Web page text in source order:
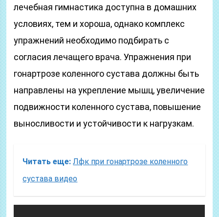
лечебная гимнастика доступна в домашних
условиях, тем и хороша, однако комплекс
упражнений необходимо подбирать с
согласия лечащего врача. Упражнения при
гонартрозе коленного сустава должны быть
направлены на укрепление мышц, увеличение
подвижности коленного сустава, повышение
выносливости и устойчивости к нагрузкам.
Читать еще: Лфк при гонартрозе коленного
сустава видео